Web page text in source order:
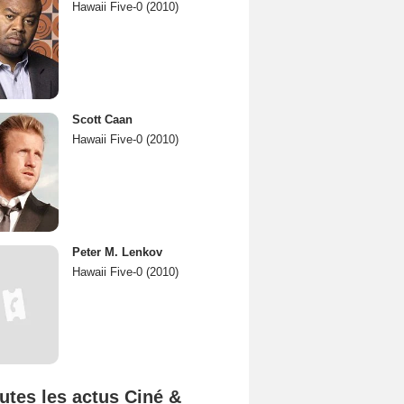
Hawaii Five-0 (2010)
Scott Caan
Hawaii Five-0 (2010)
Peter M. Lenkov
Hawaii Five-0 (2010)
les actus Ciné &